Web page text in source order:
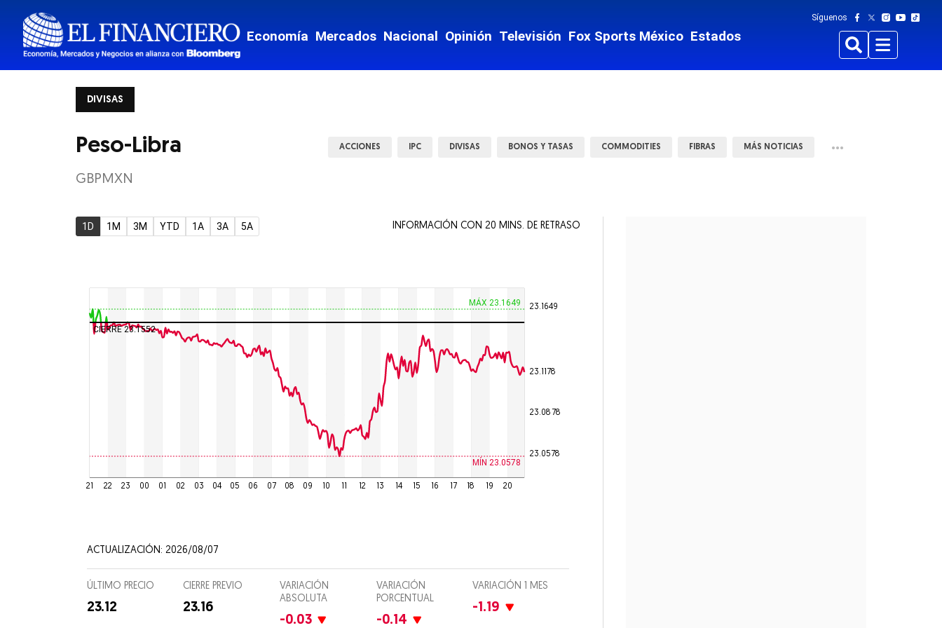
Economía Mercados Nacional Opinión Televisión Fox Sports México Estados
Síguenos
BuscarMenu
Mostrar Estados subsecciones
Espectáculos
Food and Drink
Entretenimiento
Directorio
Suscripciones Opens in new window
DIVISAS
Peso-Libra ACCIONES IPC DIVISAS BONOS Y TASAS COMMODITIES FIBRAS MÁS NOTICIAS •••
GBPMXN
1D 1M 3M YTD 1A 3A 5A INFORMACIÓN CON 20 MINS. DE RETRASO
MÁX 23.1649
CIERRE 23.1552
MÍN 23.0578
21 22 23 00 01 02 03 04 05 06 07 08 09 10 11 12 13 14 15 16 17 18 19 20
23.0578
23.0878
23.1178
23.1649
ACTUALIZACIÓN: 2026/08/07
ÚLTIMO PRECIO
23.12
CIERRE PREVIO
23.16
VARIACIÓN
ABSOLUTA
-0.03
VARIACIÓN
PORCENTUAL
-0.14
VARIACIÓN 1 MES
-1.19